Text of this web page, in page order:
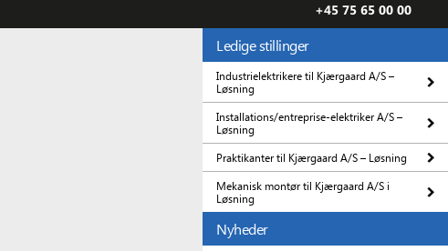
+45 75 65 00 00
Ledige stillinger
Industrielektrikere til Kjærgaard A/S –
Løsning
Installations/entreprise-elektriker A/S –
Løsning
Praktikanter til Kjærgaard A/S – Løsning
Mekanisk montør til Kjærgaard A/S i
Løsning
Nyheder